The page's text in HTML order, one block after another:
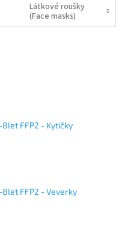
Látkové roušky
(Face masks)
FFP2 - Kytičky
FFP2 - Veverky